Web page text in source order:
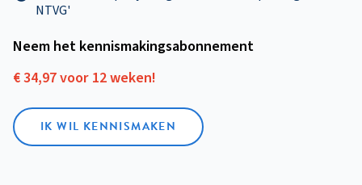
NTVG'
Neem het kennismakings­abonnement
€ 34,97 voor 12 weken!
IK WIL KENNISMAKEN